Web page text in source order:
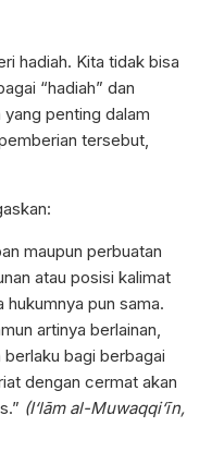
hadiah. Kita tidak bisa
“hadiah” dan
penting dalam
tersebut,
maupun perbuatan
atau posisi kalimat
hukumnya pun sama.
artinya berlainan,
bagi berbagai
dengan cermat akan
(I‘lām al-Muwaqqi‘īn,